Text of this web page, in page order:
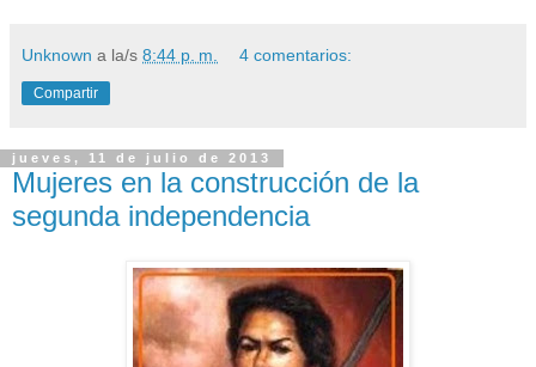
Unknown a la/s 8:44 p. m. 4 comentarios:
Compartir
jueves, 11 de julio de 2013
Mujeres en la construcción de la
segunda independencia